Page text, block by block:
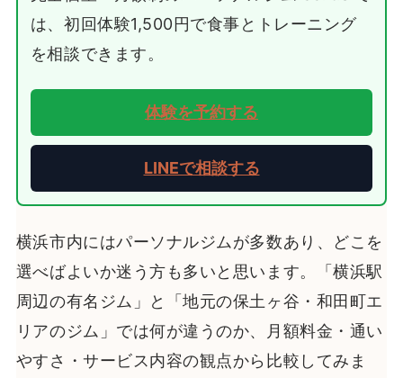
は、初回体験1,500円で食事とトレーニング
を相談できます。
体験を予約する
LINEで相談する
横浜市内にはパーソナルジムが多数あり、どこを
選べばよいか迷う方も多いと思います。「横浜駅
周辺の有名ジム」と「地元の保土ヶ谷・和田町エ
リアのジム」では何が違うのか、月額料金・通い
やすさ・サービス内容の観点から比較してみま